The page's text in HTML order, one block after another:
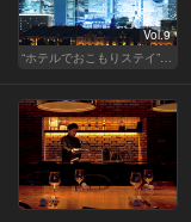
Vol.9
“ホテルでおこもりステイ”が大人デートに最高の選択だ